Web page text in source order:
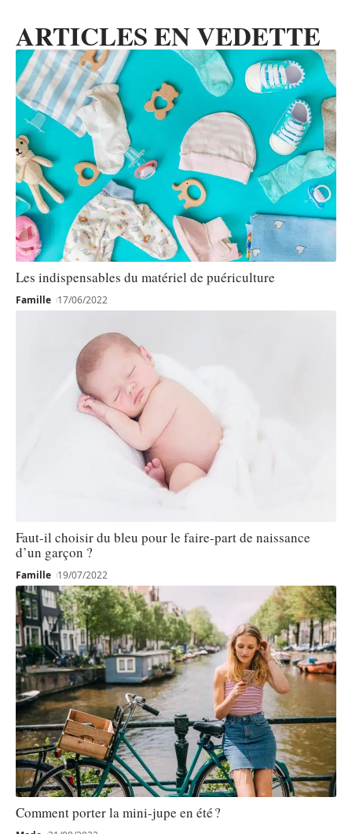
ARTICLES EN VEDETTE
Les indispensables du matériel de puériculture
Famille 17/06/2022
Faut-il choisir du bleu pour le faire-part de naissance
d’un garçon ?
Famille 19/07/2022
Comment porter la mini-jupe en été ?